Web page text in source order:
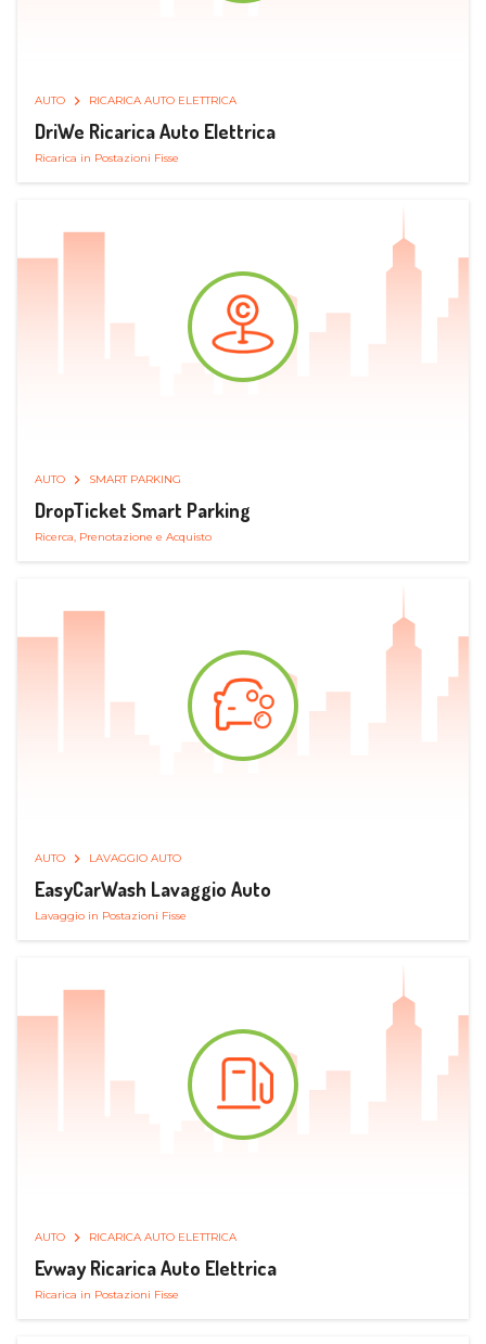
AUTO RICARICA AUTO ELETTRICA
DriWe Ricarica Auto Elettrica
Ricarica in Postazioni Fisse
AUTO SMART PARKING
DropTicket Smart Parking
Ricerca, Prenotazione e Acquisto
AUTO LAVAGGIO AUTO
EasyCarWash Lavaggio Auto
Lavaggio in Postazioni Fisse
AUTO RICARICA AUTO ELETTRICA
Evway Ricarica Auto Elettrica
Ricarica in Postazioni Fisse